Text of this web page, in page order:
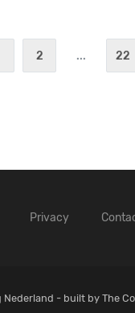
2 ... 22
Privacy
- built by The